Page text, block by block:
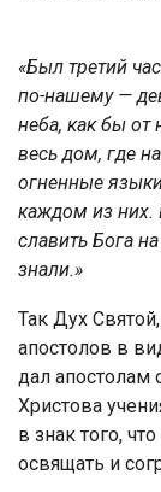
«Был третий
по-нашему —
неба, как бы от
весь дом, где
огненные
каждом из них.
славить Бога
знали.»
Так Дух
апостолов в
дал апостолам
Христова
в знак того,
освящать и